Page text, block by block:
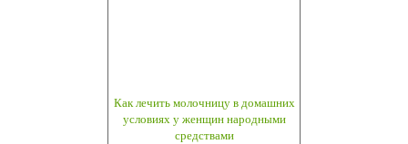
Как лечить молочницу в домашних
условиях у женщин народными
средствами